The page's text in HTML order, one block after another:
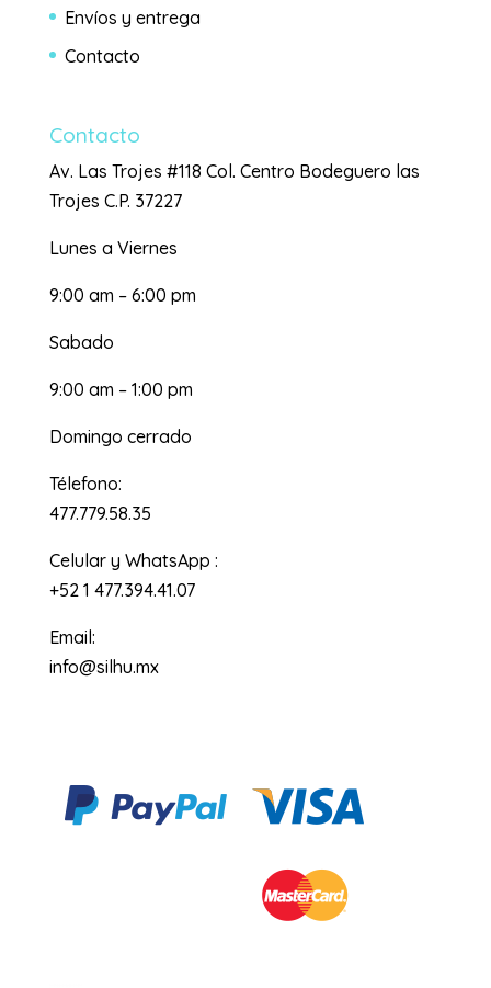
Envíos y entrega
Contacto
Contacto
Av. Las Trojes #118 Col. Centro Bodeguero las
Trojes C.P. 37227
Lunes a Viernes
9:00 am – 6:00 pm
Sabado
9:00 am – 1:00 pm
Domingo cerrado
Télefono:
477.779.58.35
Celular y WhatsApp :
+52 1 477.394.41.07
Email:
info@silhu.mx